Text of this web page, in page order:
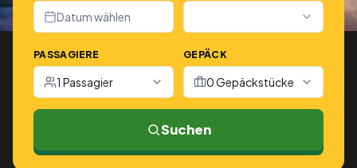
Datum wählen
PASSAGIERE
1 Passagier
GEPÄCK
0 Gepäckstücke
Suchen